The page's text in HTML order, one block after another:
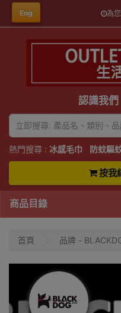
Eng 為
認識我們
熱門搜尋 : 冰感毛巾 防蚊驅
按我
商品目錄
首頁 品牌 -